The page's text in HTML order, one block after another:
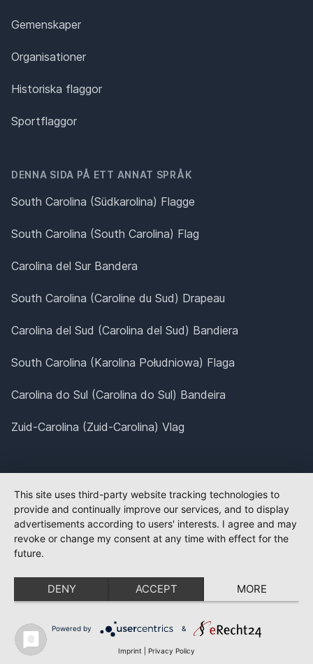
Gemenskaper
Organisationer
Historiska flaggor
Sportflaggor
DENNA SIDA PÅ ETT ANNAT SPRÅK
South Carolina (Südkarolina) Flagge
South Carolina (South Carolina) Flag
Carolina del Sur Bandera
South Carolina (Caroline du Sud) Drapeau
Carolina del Sud (Carolina del Sud) Bandiera
South Carolina (Karolina Południowa) Flaga
Carolina do Sul (Carolina do Sul) Bandeira
Zuid-Carolina (Zuid-Carolina) Vlag
This site uses third-party website tracking technologies to
provide and continually improve our services, and to display
advertisements according to users' interests. I agree and may
revoke or change my consent at any time with effect for the
future.
DENY ACCEPT MORE
Powered by &
Imprint Privacy Policy